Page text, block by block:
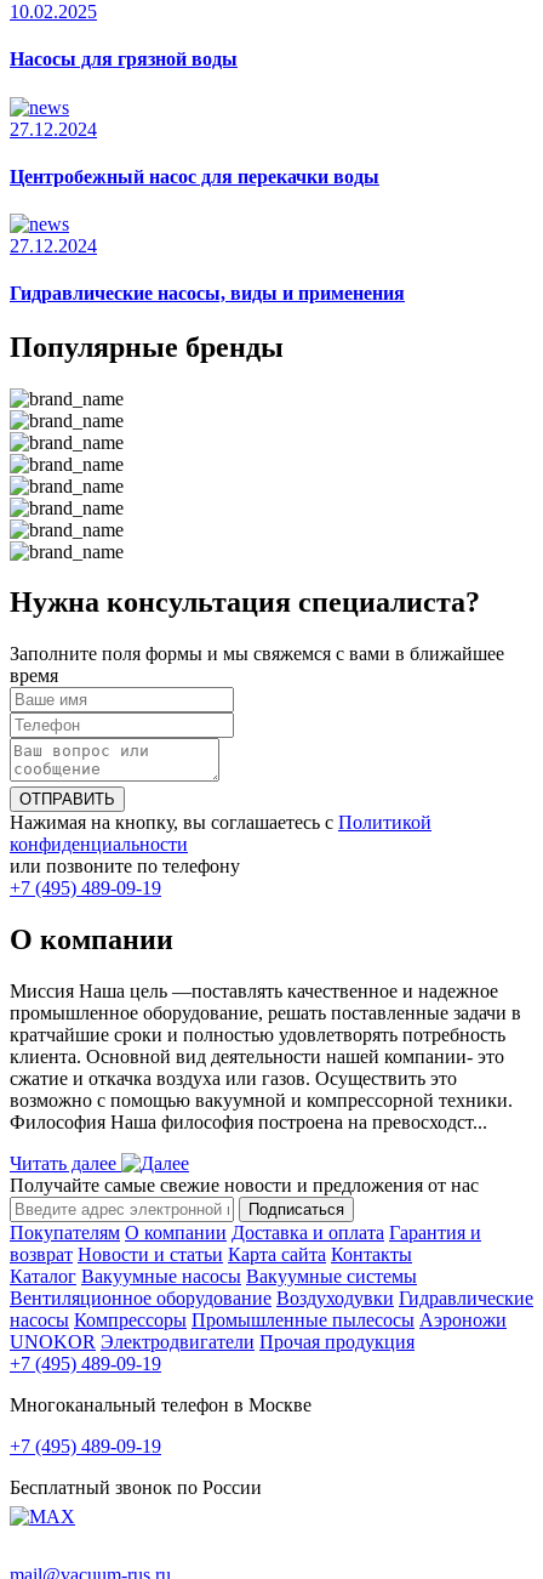
10.02.2025
Насосы для грязной воды
27.12.2024
Центробежный насос для перекачки воды
27.12.2024
Гидравлические насосы, виды и применения
Популярные бренды
Нужна консультация специалиста?
Заполните поля формы и мы свяжемся с вами в ближайшее
время
ОТПРАВИТЬ
Нажимая на кнопку, вы соглашаетесь с Политикой
конфиденциальности
или позвоните по телефону
+7 (495) 489-09-19
О компании
Миссия Наша цель ―поставлять качественное и надежное
промышленное оборудование, решать поставленные задачи в
кратчайшие сроки и полностью удовлетворять потребность
клиента. Основной вид деятельности нашей компании- это
сжатие и откачка воздуха или газов. Осуществить это
возможно с помощью вакуумной и компрессорной техники.
Философия Наша философия построена на превосходст...
Читать далее
Получайте самые свежие новости и предложения от нас
Подписаться
Покупателям О компании Доставка и оплата Гарантия и
возврат Новости и статьи Карта сайта Контакты
Каталог Вакуумные насосы Вакуумные системы
Вентиляционное оборудование Воздуходувки Гидравлические
насосы Компрессоры Промышленные пылесосы Аэроножи
UNOKOR Электродвигатели Прочая продукция
+7 (495) 489-09-19
Многоканальный телефон в Москве
+7 (495) 489-09-19
Бесплатный звонок по России